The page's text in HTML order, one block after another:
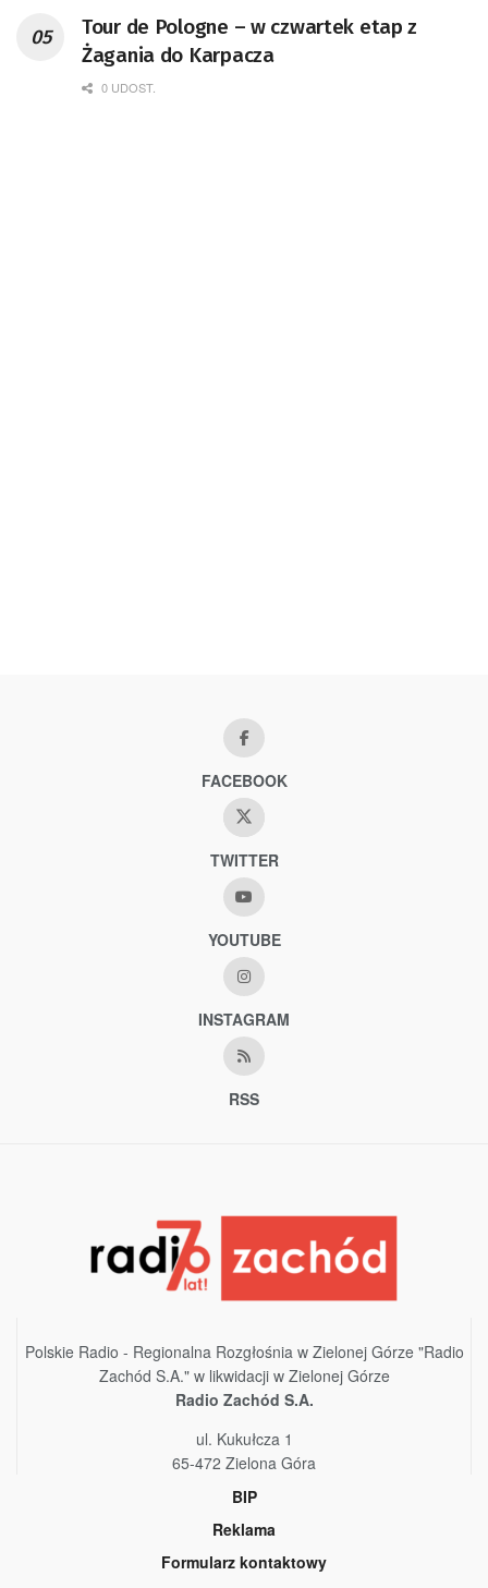
Tour de Pologne – w czwartek etap z
Żagania do Karpacza
0 UDOST.
FACEBOOK
TWITTER
YOUTUBE
INSTAGRAM
RSS
Polskie Radio - Regionalna Rozgłośnia w Zielonej Górze "Radio
Zachód S.A." w likwidacji w Zielonej Górze
Radio Zachód S.A.
ul. Kukułcza 1
65-472 Zielona Góra
BIP
Reklama
Formularz kontaktowy